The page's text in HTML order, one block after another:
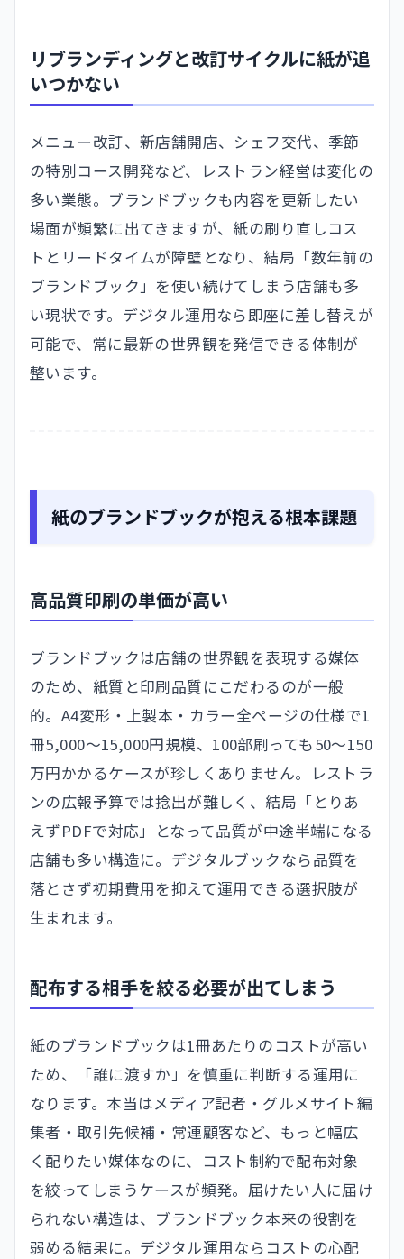
リブランディングと改訂サイクルに紙が追
いつかない
メニュー改訂、新店舗開店、シェフ交代、季節
の特別コース開発など、レストラン経営は変化の
多い業態。ブランドブックも内容を更新したい
場面が頻繁に出てきますが、紙の刷り直しコス
トとリードタイムが障壁となり、結局「数年前の
ブランドブック」を使い続けてしまう店舗も多
い現状です。デジタル運用なら即座に差し替えが
可能で、常に最新の世界観を発信できる体制が
整います。
紙のブランドブックが抱える根本課題
高品質印刷の単価が高い
ブランドブックは店舗の世界観を表現する媒体
のため、紙質と印刷品質にこだわるのが一般
的。A4変形・上製本・カラー全ページの仕様で1
冊5,000〜15,000円規模、100部刷っても50〜150
万円かかるケースが珍しくありません。レストラ
ンの広報予算では捻出が難しく、結局「とりあ
えずPDFで対応」となって品質が中途半端になる
店舗も多い構造に。デジタルブックなら品質を
落とさず初期費用を抑えて運用できる選択肢が
生まれます。
配布する相手を絞る必要が出てしまう
紙のブランドブックは1冊あたりのコストが高い
ため、「誰に渡すか」を慎重に判断する運用に
なります。本当はメディア記者・グルメサイト編
集者・取引先候補・常連顧客など、もっと幅広
く配りたい媒体なのに、コスト制約で配布対象
を絞ってしまうケースが頻発。届けたい人に届け
られない構造は、ブランドブック本来の役割を
弱める結果に。デジタル運用ならコストの心配